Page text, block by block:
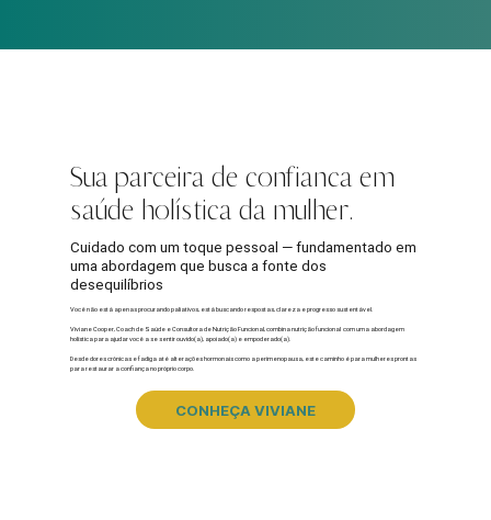
Sua parceira de confiança em
saúde holística da mulher.
Cuidado com um toque pessoal — fundamentado em
uma abordagem que busca a fonte dos
desequilíbrios
Você não está apenas procurando paliativos, está buscando respostas, clareza e progresso sustentável.
Viviane Cooper, Coach de Saúde e Consultora de Nutrição Funcional, combina nutrição funcional com uma abordagem
holística para ajudar você a se sentir ouvido(a), apoiado(a) e empoderado(a).
Desde dores crônicas e fadiga até alterações hormonais como a perimenopausa, este caminho é para mulheres prontas
para restaurar a confiança no próprio corpo.
CONHEÇA VIVIANE